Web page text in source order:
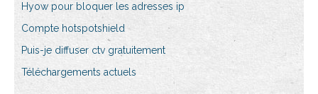
Hyow pour bloquer les adresses ip
Compte hotspotshield
Puis-je diffuser ctv gratuitement
Téléchargements actuels